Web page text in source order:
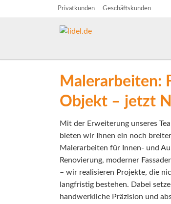
Privatkunden Geschäftskunden
Malerarbeiten:
Objekt – jetzt
Mit der Erweiterung unseres
bieten wir Ihnen ein noch
Malerarbeiten für Innen- und
Renovierung, moderner
– wir realisieren Projekte, die
langfristig bestehen. Dabei
handwerkliche Präzision und